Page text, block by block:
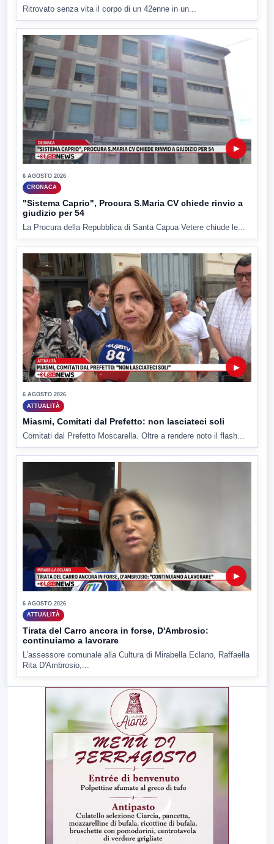
Ritrovato senza vita il corpo di un 42enne in un...
▶
6 AGOSTO 2026
CRONACA
"Sistema Caprio", Procura S.Maria CV chiede rinvio a
giudizio per 54
La Procura della Repubblica di Santa Capua Vetere chiude le...
▶
6 AGOSTO 2026
ATTUALITÀ
Miasmi, Comitati dal Prefetto: non lasciateci soli
Comitati dal Prefetto Moscarella. Oltre a rendere noto il flash...
▶
6 AGOSTO 2026
ATTUALITÀ
Tirata del Carro ancora in forse, D'Ambrosio:
continuiamo a lavorare
L'assessore comunale alla Cultura di Mirabella Eclano, Raffaella
Rita D'Ambrosio,...